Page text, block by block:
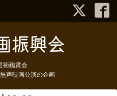
術鑑賞会
声映画公演の企画